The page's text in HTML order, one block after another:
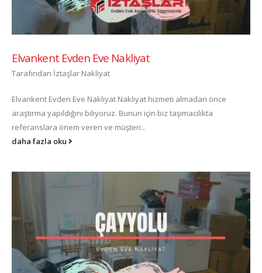
Elvankent Evden Eve Nakliyat
Tarafından İztaşlar Nakliyat
Elvankent Evden Eve Nakliyat Nakliyat hizmeti almadan önce
araştırma yapıldığını biliyoruz. Bunun için biz taşımacılıkta
referanslara önem veren ve müşteri...
daha fazla oku